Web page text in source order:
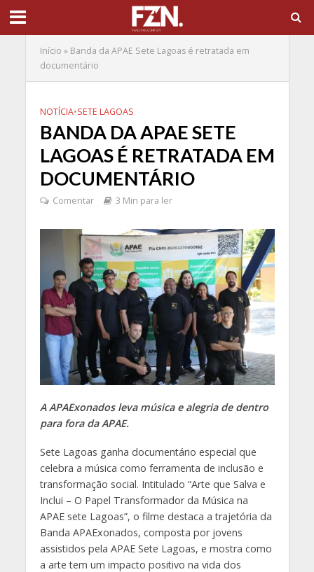
Início » Banda da APAE Sete Lagoas é retratada em
documentário
NOTÍCIA•SETE LAGOAS
BANDA DA APAE SETE
LAGOAS É RETRATADA EM
DOCUMENTÁRIO
Comentar 3 Min para ler
A APAExonados leva música e alegria de dentro
para fora da APAE.
Sete Lagoas ganha documentário especial que
celebra a música como ferramenta de inclusão e
transformação social. Intitulado “Arte que Salva e
Inclui – O Papel Transformador da Música na
APAE sete Lagoas”, o filme destaca a trajetória da
Banda APAExonados, composta por jovens
assistidos pela APAE Sete Lagoas, e mostra como
a arte tem um impacto positivo na vida dos